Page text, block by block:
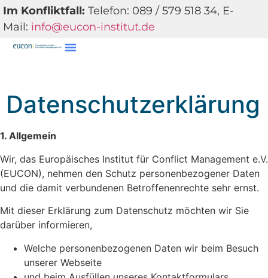
Im Konfliktfall: Telefon: 089 / 579 518 34, E-
Mail: info@eucon-institut.de
Datenschutzerklärung
1. Allgemein
Wir, das Europäisches Institut für Conflict Management e.V.
(EUCON), nehmen den Schutz personenbezogener Daten
und die damit verbundenen Betroffenenrechte sehr ernst.
Mit dieser Erklärung zum Datenschutz möchten wir Sie
darüber informieren,
Welche personenbezogenen Daten wir beim Besuch
unserer Webseite